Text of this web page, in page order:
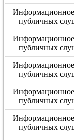
публичных
публичных
публичных
публичных
публичных